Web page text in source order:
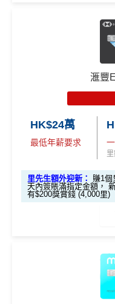
金額，可享以下迎
中銀 Ch
eers Vis
a Infinite
K
$1
2,0
0
全
優惠期：2026年8月
✅經里先生指定連
申請渣打國
card-apply ，成功
❗️
里先生推廣碼：
里
簽HK$5,000
簽
滙豐
HK$24萬
最低年薪要求
里先生額外迎新： 賺1個
天內簽賬滿指定金額，
有$200獎賞錢 (4,000里)
*本地交通出行簽賬、
娛樂平台簽賬高達2.5%